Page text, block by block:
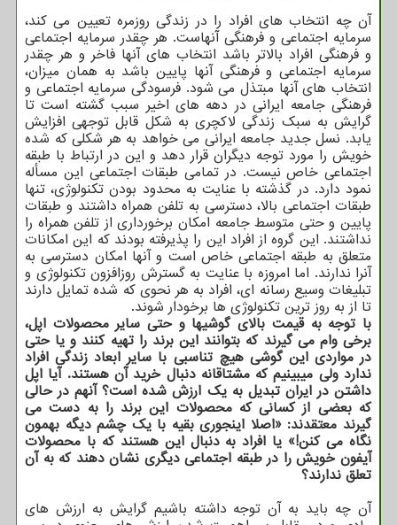
آن چه انتخاب های افراد را در زندگی روزمره تعیین می کند،
سرمایه اجتماعی و فرهنگی آنهاست. هر چقدر سرمایه اجتماعی
و فرهنگی افراد بالاتر باشد انتخاب های آنها فاخر و هر چقدر
سرمایه اجتماعی و فرهنگی آنها پایین باشد به همان میزان،
انتخاب های آنها مبتذل می شود. فرسودگی سرمایه اجتماعی و
فرهنگی جامعه ایرانی در دهه های اخیر سبب گشته است تا
گرایش به سبک زندگی لاکچری به شکل قابل توجهی افزایش
یابد. نسل جدید جامعه ایرانی می خواهد به هر شکلی که شده
خویش را مورد توجه دیگران قرار دهد و این در ارتباط با طبقه
اجتماعی خاص نیست. در تمامی طبقات اجتماعی این مسأله
نمود دارد. در گذشته با عنایت به محدود بودن تکنولوژی، تنها
طبقات اجتماعی بالا، دسترسی به تلفن همراه داشتند و طبقات
پایین و حتی متوسط جامعه امکان برخورداری از تلفن همراه را
نداشتند. این گروه از افراد این را پذیرفته بودند که این امکانات
متعلق به طبقه اجتماعی خاص است و آنها امکان دسترسی به
آنرا ندارند. اما امروزه با عنایت به گسترش روزافزون تکنولوژی و
تبلیغات وسیع رسانه ای، افراد به هر نحوی که شده تمایل دارند
تا از به روز ترین تکنولوژی ها برخودار شوند.
با توجه به قیمت بالای گوشیها و حتی سایر محصولات اپل،
برخی وام می گیرند که بتوانند این برند را تهیه کنند و یا حتی
در مواردی این گوشی هیچ تناسبی با سایر ابعاد زندگی افراد
ندارد ولی میبینیم که مشتاقانه دنبال خرید آن هستند. آیا اپل
داشتن در ایران تبدیل به یک ارزش شده است؟ آنهم در حالی
که بعضی از کسانی که محصولات این برند را به دست می
گیرند معتقدند: «اصلا اینجوری بقیه با یک چشم دیگه بهمون
نگاه می کنن!» یا افراد به دنبال این هستند که با محصولات
آیفون خویش را در طبقه اجتماعی دیگری نشان دهند که به آن
تعلق ندارند؟
آن چه باید به آن توجه داشته باشیم گرایش به ارزش های